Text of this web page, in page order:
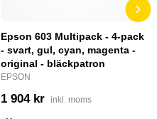
Epson 603 Multipack - 4-pack
- svart, gul, cyan, magenta -
original - bläckpatron
EPSON
1 904 kr inkl. moms